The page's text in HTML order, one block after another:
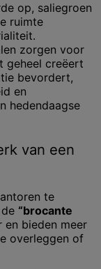
op, saliegroen
ruimte
zorgen voor
geheel creëert
bevordert,
en
hedendaagse
van een
te
“brocante
en bieden meer
overleggen of